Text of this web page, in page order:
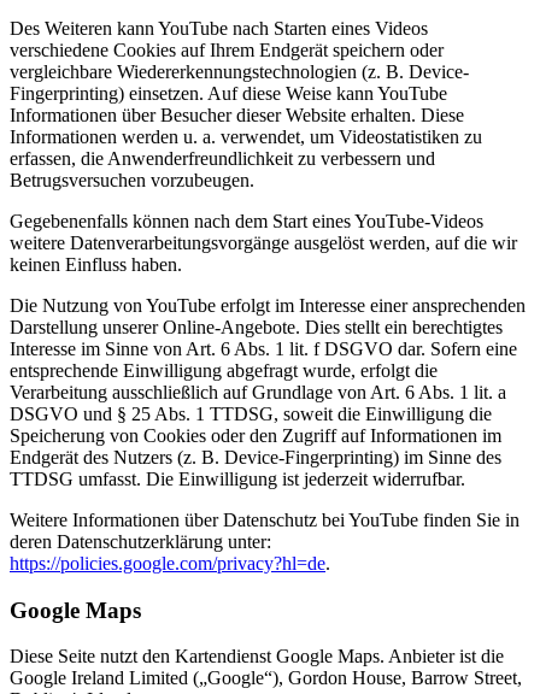
Des Weiteren kann YouTube nach Starten eines Videos
verschiedene Cookies auf Ihrem Endgerät speichern oder
vergleichbare Wiedererkennungstechnologien (z. B. Device-
Fingerprinting) einsetzen. Auf diese Weise kann YouTube
Informationen über Besucher dieser Website erhalten. Diese
Informationen werden u. a. verwendet, um Videostatistiken zu
erfassen, die Anwenderfreundlichkeit zu verbessern und
Betrugsversuchen vorzubeugen.
Gegebenenfalls können nach dem Start eines YouTube-Videos
weitere Datenverarbeitungsvorgänge ausgelöst werden, auf die wir
keinen Einfluss haben.
Die Nutzung von YouTube erfolgt im Interesse einer ansprechenden
Darstellung unserer Online-Angebote. Dies stellt ein berechtigtes
Interesse im Sinne von Art. 6 Abs. 1 lit. f DSGVO dar. Sofern eine
entsprechende Einwilligung abgefragt wurde, erfolgt die
Verarbeitung ausschließlich auf Grundlage von Art. 6 Abs. 1 lit. a
DSGVO und § 25 Abs. 1 TTDSG, soweit die Einwilligung die
Speicherung von Cookies oder den Zugriff auf Informationen im
Endgerät des Nutzers (z. B. Device-Fingerprinting) im Sinne des
TTDSG umfasst. Die Einwilligung ist jederzeit widerrufbar.
Weitere Informationen über Datenschutz bei YouTube finden Sie in
deren Datenschutzerklärung unter:
https://policies.google.com/privacy?hl=de.
Google Maps
Diese Seite nutzt den Kartendienst Google Maps. Anbieter ist die
Google Ireland Limited („Google“), Gordon House, Barrow Street,